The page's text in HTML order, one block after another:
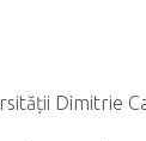
Dimitrie